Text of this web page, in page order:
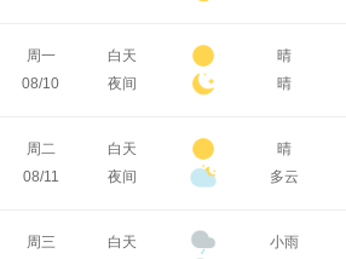
周一 白天 晴
08/10
夜间 晴
周二 白天 晴
08/11
夜间 多云
周三 白天 小雨